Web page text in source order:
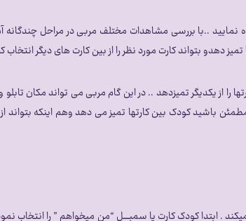
کارت هایی به اندازه ی ۲تا ۲٫۵ سانتیمتری استفاده نمایید ..با بررسی
دهدو بتواند کارت مورد نظر را از بین کارت های دیگر
بتواند تمام کارتها را از یکدیگر تمیزدهد .. در این گام مربی می
باشید کودک بین کارتها تمیز می دهد وهم اینکه بتواند
. ابتدا کودک کارت یا سمبــــل “من میخواهم ” را